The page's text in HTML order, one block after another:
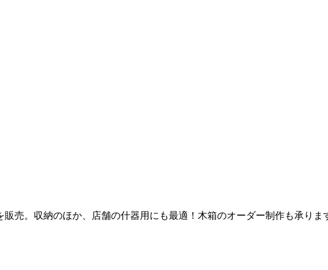
売。収納のほか、店舗の什器用にも最適！木箱のオーダー制作も承りま